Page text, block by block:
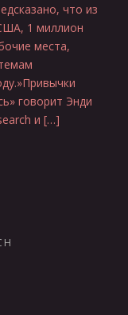
что из
1 миллион
места,
говорит Энди
и […]